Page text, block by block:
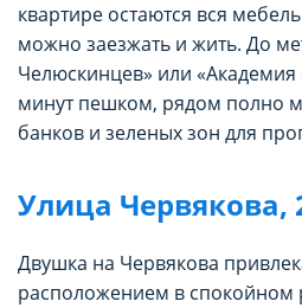
квартире остаются вся
можно заезжать и жить. До
Челюскинцев» или «Академия
минут пешком, рядом полно
банков и зеленых зон для
Улица Червякова,
Двушка на Червякова
расположением в спокойном